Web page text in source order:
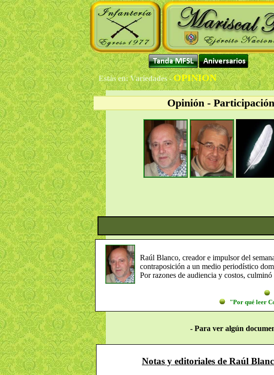
Estás en: Variedades -OPINION
Opinión -
Raúl Blanco, creador e impulsor del
contraposición a un medio periodístico
Por razones de audiencia y costos,
"Por qué leer
- Para ver algún
Notas y editoriales de Raúl